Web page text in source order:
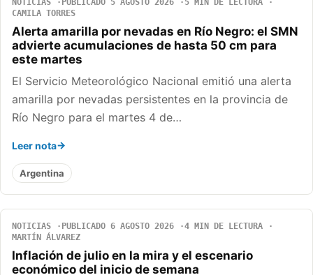
NOTICIAS PUBLICADO 5 AGOSTO 2026
5 MIN DE LECTURA
CAMILA TORRES
Alerta amarilla por nevadas en Río Negro: el SMN
advierte acumulaciones de hasta 50 cm para
este martes
El Servicio Meteorológico Nacional emitió una alerta
amarilla por nevadas persistentes en la provincia de
Río Negro para el martes 4 de…
Leer nota
Argentina
NOTICIAS PUBLICADO 6 AGOSTO 2026
4 MIN DE LECTURA
MARTÍN ÁLVAREZ
Inflación de julio en la mira y el escenario
económico del inicio de semana